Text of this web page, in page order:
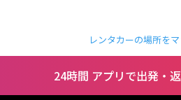
レンタカーの場所を
24時間 アプリで出発・